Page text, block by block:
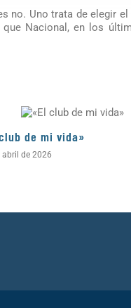
no. Uno trata de elegir
Nacional, en los
de mi vida»
abril de 2026